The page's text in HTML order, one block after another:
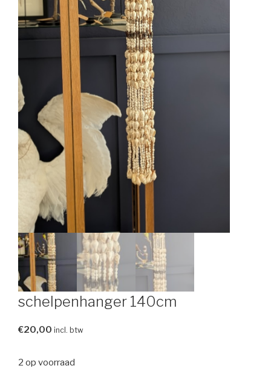
schelpenhanger 140cm
€20,00 incl. btw
2 op voorraad